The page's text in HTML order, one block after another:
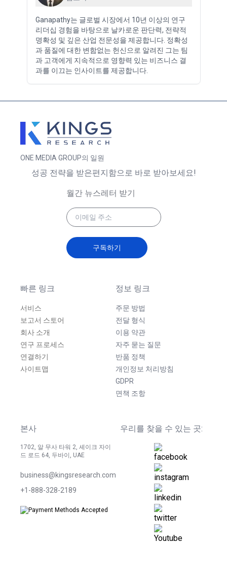
Ganapathy는 글로벌 시장에서 10년 이상의 연구
리더십 경험을 바탕으로 날카로운 판단력, 전략적
명확성 및 깊은 산업 전문성을 제공합니다. 정확성
과 품질에 대한 변함없는 헌신으로 알려진 그는 팀
과 고객에게 지속적으로 영향력 있는 비즈니스 결
과를 이끄는 인사이트를 제공합니다.
ONE MEDIA GROUP의 일원
빠른 링크
서비스
보고서 스토어
회사 소개
연구 프로세스
연결하기
사이트맵
정보 링크
주문 방법
전달 형식
이용 약관
자주 묻는 질문
반품 정책
개인정보 처리방침
GDPR
면책 조항
본사
1702, 알 무사 타워 2, 셰이크 자이
드 로드 64, 두바이, UAE
business@kingsresearch.com
+1-888-328-2189
우리를 찾을 수 있는 곳:
성공 전략을 받은편지함으로 바로 받아보세요!
월간 뉴스레터 받기
구독하기